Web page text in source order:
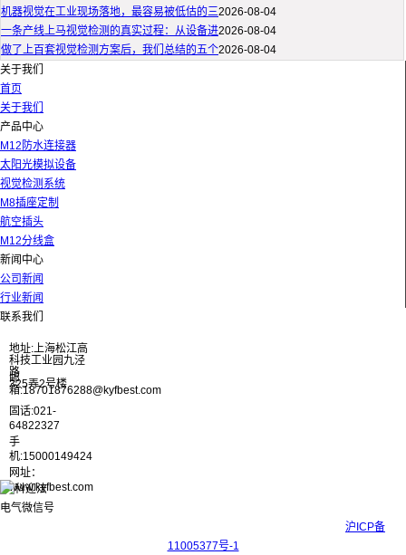
机器视觉在工业现场落地，最容易被低估的三2026-08-04
一条产线上马视觉检测的真实过程：从设备进2026-08-04
做了上百套视觉检测方案后，我们总结的五个2026-08-04
关于我们
首页
关于我们
产品中心
M12防水连接器
太阳光模拟设备
视觉检测系统
M8插座定制
航空插头
M12分线盒
新闻中心
公司新闻
行业新闻
联系我们
地址:上海松江高
科技工业园九泾
路
325弄2号楼
邮
箱:18701876288@kyfbest.com
固话:021-
64822327
手
机:15000149424
网址：
www.kyfbest.com
沪ICP备
11005377号-1